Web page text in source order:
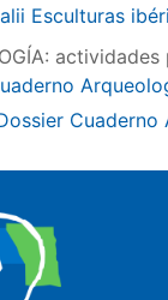
Esculturas